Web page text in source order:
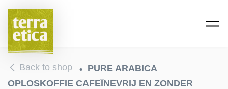
Skip to main content
Back to shop
PURE ARABICA
OPLOSKOFFIE CAFEÏNEVRIJ EN ZONDER